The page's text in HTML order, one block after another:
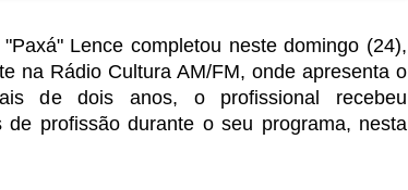
Lence completou neste domingo (24),
na Rádio Cultura AM/FM, onde apresenta o
de dois anos, o profissional recebeu
de profissão durante o seu programa, nesta